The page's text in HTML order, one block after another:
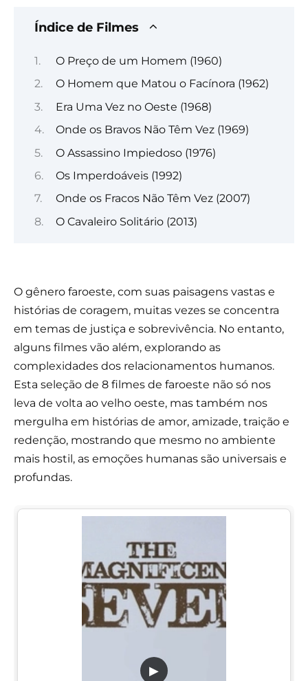
Índice de Filmes
O Preço de um Homem (1960)
O Homem que Matou o Facínora (1962)
Era Uma Vez no Oeste (1968)
Onde os Bravos Não Têm Vez (1969)
O Assassino Impiedoso (1976)
Os Imperdoáveis (1992)
Onde os Fracos Não Têm Vez (2007)
O Cavaleiro Solitário (2013)
O gênero faroeste, com suas paisagens vastas e
histórias de coragem, muitas vezes se concentra
em temas de justiça e sobrevivência. No entanto,
alguns filmes vão além, explorando as
complexidades dos relacionamentos humanos.
Esta seleção de 8 filmes de faroeste não só nos
leva de volta ao velho oeste, mas também nos
mergulha em histórias de amor, amizade, traição e
redenção, mostrando que mesmo no ambiente
mais hostil, as emoções humanas são universais e
profundas.
▶